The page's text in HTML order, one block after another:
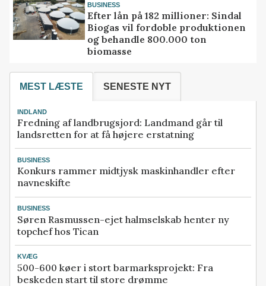
BUSINESS
Efter lån på 182 millioner: Sindal
Biogas vil fordoble produktionen
og behandle 800.000 ton
biomasse
MEST LÆSTE SENESTE NYT
INDLAND
Fredning af landbrugsjord: Landmand går til
landsretten for at få højere erstatning
BUSINESS
Konkurs rammer midtjysk maskinhandler efter
navneskifte
BUSINESS
Søren Rasmussen-ejet halmselskab henter ny
topchef hos Tican
KVÆG
500-600 køer i stort barmarksprojekt: Fra
beskeden start til store drømme